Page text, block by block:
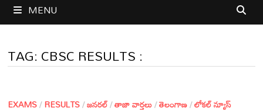
MENU
TAG:CBSC RESULTS :
EXAMS/RESULTS/జనరల్/తాజా వార్తలు/తెలంగాణ/లోకల్ న్యూస్